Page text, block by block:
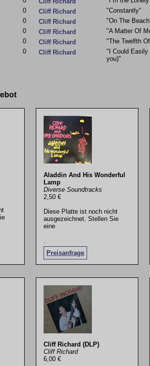
0
Cliff Richard
"Constantly"
0
Cliff Richard
"On The
0
Cliff Richard
"A Matter Of
0
Cliff Richard
"The Twelfth
0
Cliff Richard
"I Could Easily
you)"
Aladdin And His Wonderful
Lamp
Diverse Soundtracks
2,50 €
Diese Platte ist noch nicht
ausgezeichnet. Stellen Sie
eine
Preisanfrage
Cliff Richard (DLP)
Cliff Richard
6,00 €